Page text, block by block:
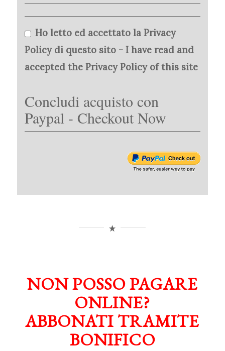
Ho letto ed accettato la Privacy
Policy di questo sito - I have read and
accepted the Privacy Policy of this site
Concludi acquisto con
Paypal - Checkout Now
NON POSSO PAGARE
ONLINE?
ABBONATI TRAMITE
BONIFICO